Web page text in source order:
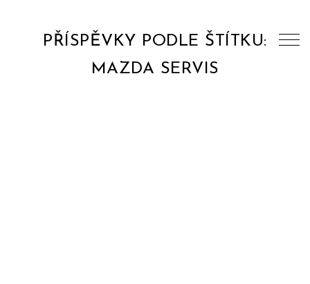
PŘÍSPĚVKY PODLE ŠTÍTKU:
MAZDA SERVIS